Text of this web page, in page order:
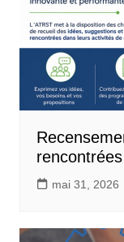
mai 31, 2026